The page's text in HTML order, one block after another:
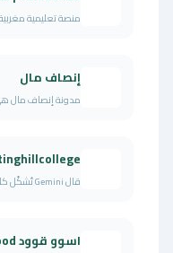
منصة تعليمية
إنصاف مال
مدونة إنصاف مال
قال Gemini تُشكّل كلية نوتنج هيل البريطانية صرحاً أكاديمياً...
اسوو قوود ado good